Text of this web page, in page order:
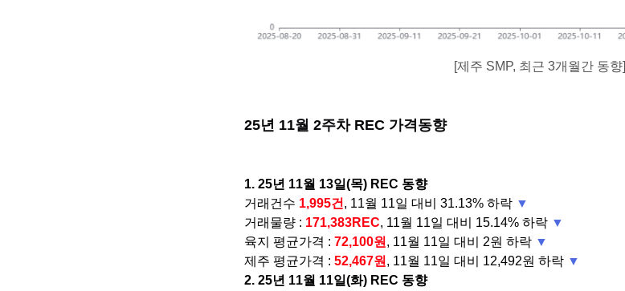
[제주 SMP, 최근 3개월간 동향]
25년 11월 2주차 REC 가격동향
1. 25년 11월 13일(목) REC 동향
거래건수 1,995건 , 11월 11일 대비 31.13% 하락 ▼
거래물량 : 171,383REC, 11월 11일 대비 15.14% 하락 ▼
육지 평균가격 : 72,100원 , 11월 11일 대비 2원 하락 ▼
제주 평균가격 : 52,467원 , 11월 11일 대비 12,492원 하락 ▼
2. 25년 11월 11일(화) REC 동향